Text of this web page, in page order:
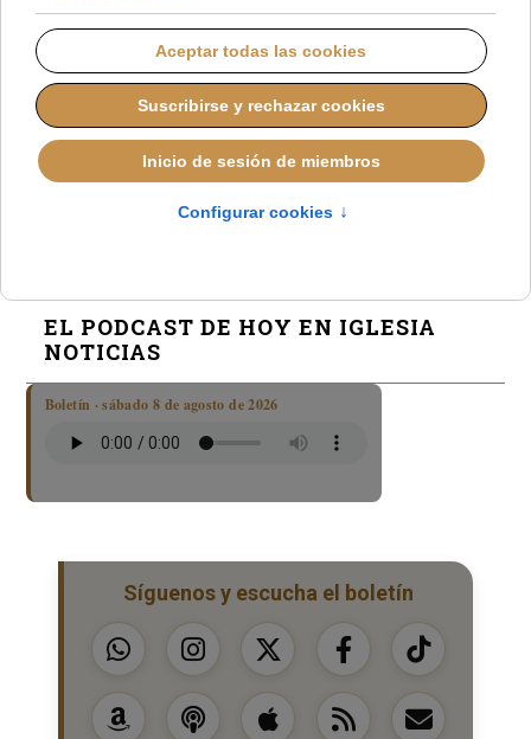
Roma acogerá el Vatican Longevity Summit 2026
con premios Nobel y expertos internacionales
León XIV denuncia que el mundo invierte más en
armas que en salud y alerta: “No todas las vidas
reciben el mismo respeto”
EL PODCAST DE HOY EN IGLESIA
NOTICIAS
Boletín · sábado 8 de agosto de 2026
Síguenos y escucha el boletín